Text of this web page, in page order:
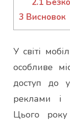
3 Висновок
У світі
особливе
доступ до
реклами і
Цього